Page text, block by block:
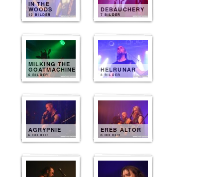
IN THE
WOODS
10 BILDER
DEBAUCHERY
7 BILDER
MILKING THE
GOATMACHINE
6 BILDER
HELRUNAR
8 BILDER
AGRYPNIE
6 BILDER
EREB ALTOR
8 BILDER